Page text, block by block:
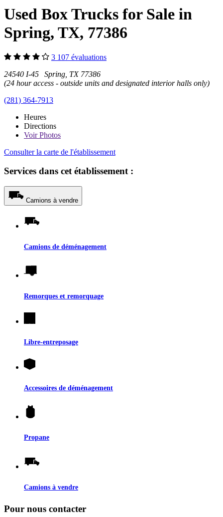
Used Box Trucks for Sale in
Spring, TX, 77386
3 107 évaluations
24540 I-45 Spring, TX 77386
(24 hour access - outside units and designated interior halls only)
(281) 364-7913
Heures
Directions
VoirPhotos
Consulter la carte de l'établissement
Services dans cet établissement :
Camions à vendre
Camions de déménagement
Remorques et remorquage
Libre-entreposage
Accessoires de déménagement
Propane
Camions à vendre
Pour nous contacter